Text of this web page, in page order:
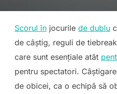
Scorul în jocurile de dublu
de câștig, reguli de
care sunt esențiale atât
pentru spectatori.
de obicei, ca o echipă să